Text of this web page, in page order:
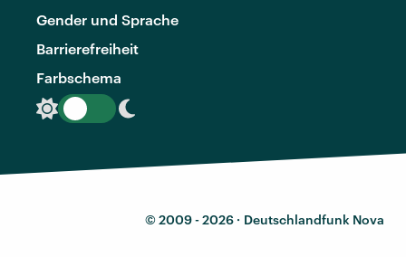
Gender und Sprache
Barrierefreiheit
Farbschema
© 2009 - 2026 · Deutschlandfunk Nova